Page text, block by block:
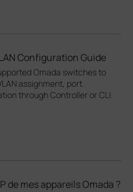
Configuration Guide
Omada switches to
assignment, port
through Controller or CLI.
de mes appareils Omada ?